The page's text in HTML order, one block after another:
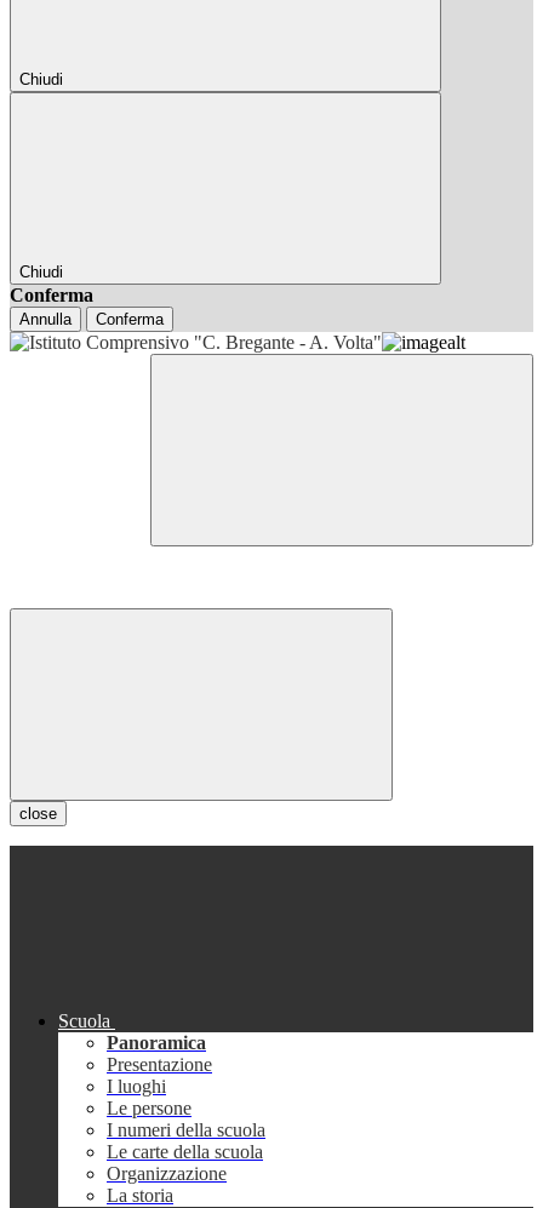
Chiudi
Chiudi
Conferma
Annulla Conferma
close
Scuola
Panoramica
Presentazione
I luoghi
Le persone
I numeri della scuola
Le carte della scuola
Organizzazione
La storia